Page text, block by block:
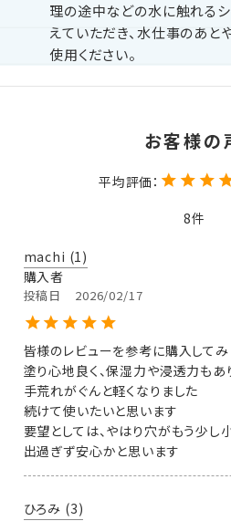
理の途中などの水に触れる
えていただき、水仕事のあと
使用ください。
8
machi 1
購入者
投稿日 2026/02/17
皆様のレビューを参考に購入して
塗り心地良く、保湿力や浸透力もあ
手荒れがぐんと軽くなりました
続けて使いたいと思います
要望としては、やはり穴がもう少し
出過ぎず安心かと思います
ひろみ 3